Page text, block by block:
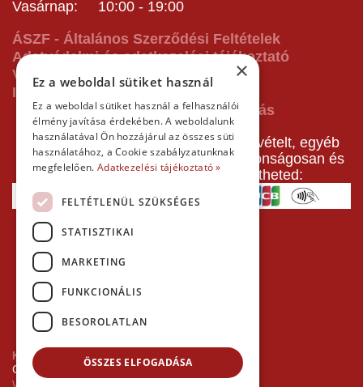
Vasárnap: 10:00 - 19:00
ÁSZF - Általános Szerződési Feltételek
Adatvédelmi és adatkezelési tájékoztató
Vásárlás előtti tájékoztató
Impresszum
A pályafoglalást, gokartverseny részvételt, egyéb
termékeinket, szolgáltatásainkat biztonságosan és
gyorsan bankkártyával is kifizetheted:
Kezdőlap
Copyright © 2026 Minden jog fenntartva!
×
Ez a weboldal sütiket használ
Ez a weboldal sütiket használ a felhasználói
élmény javítása érdekében. A weboldalunk
használatával Ön hozzájárul az összes süti
használatához, a Cookie szabályzatunknak
megfelelően. Adatkezelési tájékoztató »
FELTÉTLENÜL SZÜKSÉGES
STATISZTIKAI
MARKETING
FUNKCIONÁLIS
BESOROLATLAN
ÖSSZES ELFOGADÁSA